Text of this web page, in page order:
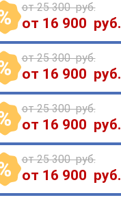
от 25 300 руб.
от 16 900 руб.
от 25 300 руб.
от 16 900 руб.
от 25 300 руб.
от 16 900 руб.
от 25 300 руб.
от 16 900 руб.